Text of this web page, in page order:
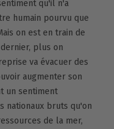
qu'il n'a
humain pourvu que
on est en train de
plus on
va évacuer des
augmenter son
un sentiment
nationaux bruts qu'on
de la mer,